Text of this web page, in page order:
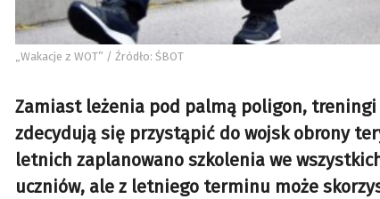
„Wakacje z WOT” / Źródło: ŚBOT
Zamiast leżenia pod palmą poligon,
zdecydują się przystąpić do wojsk obrony
letnich zaplanowano szkolenia we
uczniów, ale z letniego terminu może